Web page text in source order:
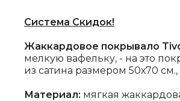
Система Скидок!
Жаккардовое покрывало
мелкую вафельку, - на это
из сатина размером 50х70
Материал: мягкая